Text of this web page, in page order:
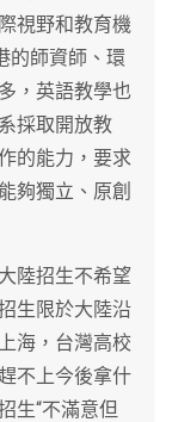
視野和教育機
的師資師、環
，英語教學也
採取開放教
的能力，要求
夠獨立、原創
陸招生不希望
生限於大陸沿
海，台灣高校
不上今後拿什
生“不滿意但